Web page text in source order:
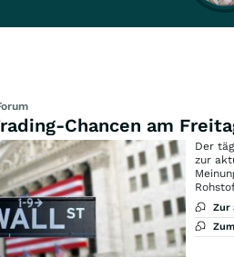
Chancen am
Der
zur
Zur